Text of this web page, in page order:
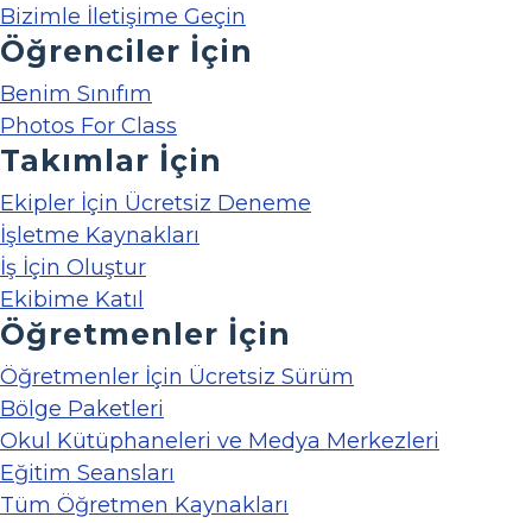
Bizimle İletişime Geçin
Öğrenciler İçin
Benim Sınıfım
Photos For Class
Takımlar İçin
Ekipler İçin Ücretsiz Deneme
İşletme Kaynakları
İş İçin Oluştur
Ekibime Katıl
Öğretmenler İçin
Öğretmenler İçin Ücretsiz Sürüm
Bölge Paketleri
Okul Kütüphaneleri ve Medya Merkezleri
Eğitim Seansları
Tüm Öğretmen Kaynakları